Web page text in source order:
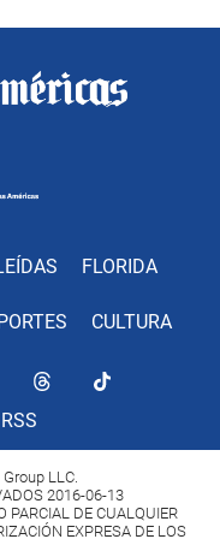
FLORIDA
CULTURA
RSS
LLC.
2016-06-13
PARCIAL DE CUALQUIER
EXPRESA DE LOS